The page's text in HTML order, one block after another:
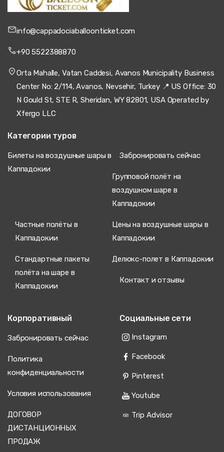
info@cappadociaballoonticket.com
+90 5522388870
Orta Mahalle, Vatan Caddesi, Avanos Municipality Business
Center No: 2/114, Avanos, Nevsehir, Turkey 📍 US Office: 30
N Gould St, STE R, Sheridan, WY 82801, USA Operated by
Xfergo LLC
Категории туров
Билеты на воздушные шары в
Каппадокии
Забронировать сейчас
Групповой полёт на
воздушном шаре в
Каппадокии
Частные полёты в
Каппадокии
Цены на воздушные шары в
Каппадокии
Стандартные пакеты
полёта на шаре в
Каппадокии
Делюкс-полет в Каппадокии
Контакт и отзывы
Корпоративный
Забронировать сейчас
Политика
конфиденциальности
Условия использования
ДОГОВОР
ДИСТАНЦИОННЫХ
ПРОДАЖ
Социальные сети
Instagram
Facebook
Pinterest
Youtube
Trip Advisor